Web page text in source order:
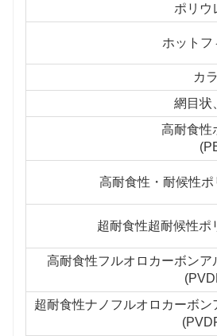
ポリウ
ホットフ
カ
網目状
高耐食性
高耐食性・耐候性ポ
超耐食性超耐候性ポ
高耐食性フルオロカーボン
超耐食性ナノフルオロカーボ